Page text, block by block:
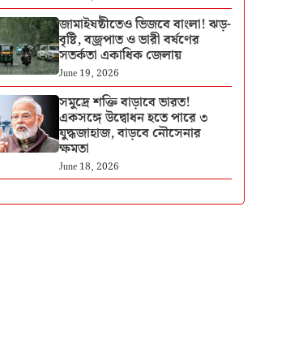
জামাইষষ্ঠীতেও ভিজবে বাংলা! ঝড়-
বৃষ্টি, বজ্রপাত ও ভারী বর্ষণের
সতর্কতা একাধিক জেলায়
June 19, 2026
সমুদ্রে শক্তি বাড়াবে ভারত!
একসঙ্গে উদ্বোধন হতে পারে ৩
যুদ্ধজাহাজ, বাড়বে নৌসেনার
ক্ষমতা
June 18, 2026